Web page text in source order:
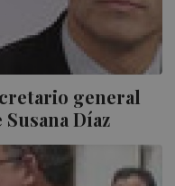
general
Díaz